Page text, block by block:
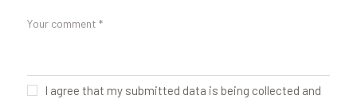
I agree that my submitted data is being collected and